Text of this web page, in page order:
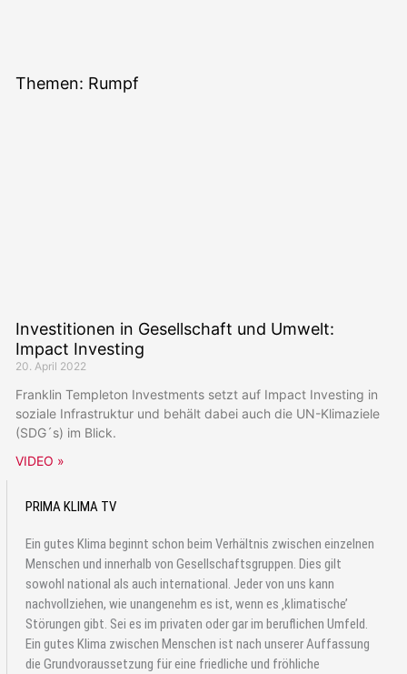
Themen: Rumpf
Investitionen in Gesellschaft und Umwelt:
Impact Investing
20. April 2022
Franklin Templeton Investments setzt auf Impact Investing in
soziale Infrastruktur und behält dabei auch die UN-Klimaziele
(SDG´s) im Blick.
VIDEO »
PRIMA KLIMA TV
Ein gutes Klima beginnt schon beim Verhältnis zwischen einzelnen
Menschen und innerhalb von Gesellschaftsgruppen. Dies gilt
sowohl national als auch international. Jeder von uns kann
nachvollziehen, wie unangenehm es ist, wenn es ‚klimatische’
Störungen gibt. Sei es im privaten oder gar im beruflichen Umfeld.
Ein gutes Klima zwischen Menschen ist nach unserer Auffassung
die Grundvoraussetzung für eine friedliche und fröhliche